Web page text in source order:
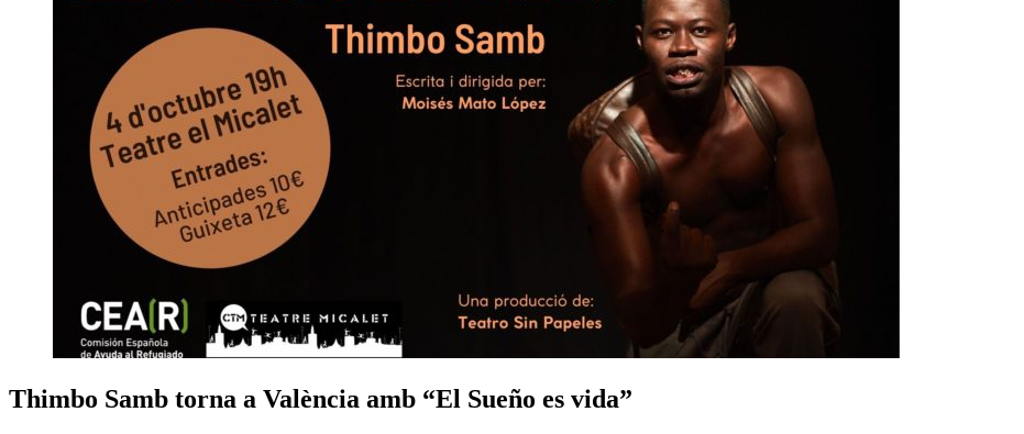
Thimbo Samb torna a València amb “El Sueño es vida”